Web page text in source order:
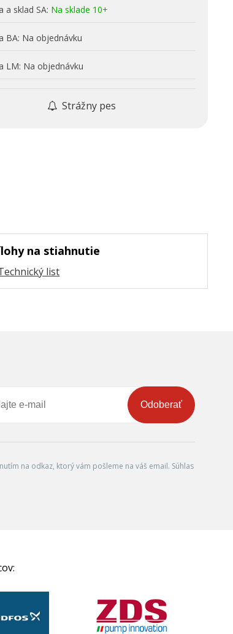
a sklad SA: Na sklade 10+
BA: Na objednávku
LM: Na objednávku
Strážny pes
na stiahnutie
list
Odoberať
na odkaz, ktorý vám pošleme na váš email. Súhlas